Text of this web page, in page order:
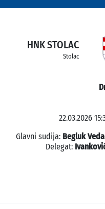
HNK STOLAC
Stolac
22.03.2026
Glavni sudija: Begluk
Delegat: